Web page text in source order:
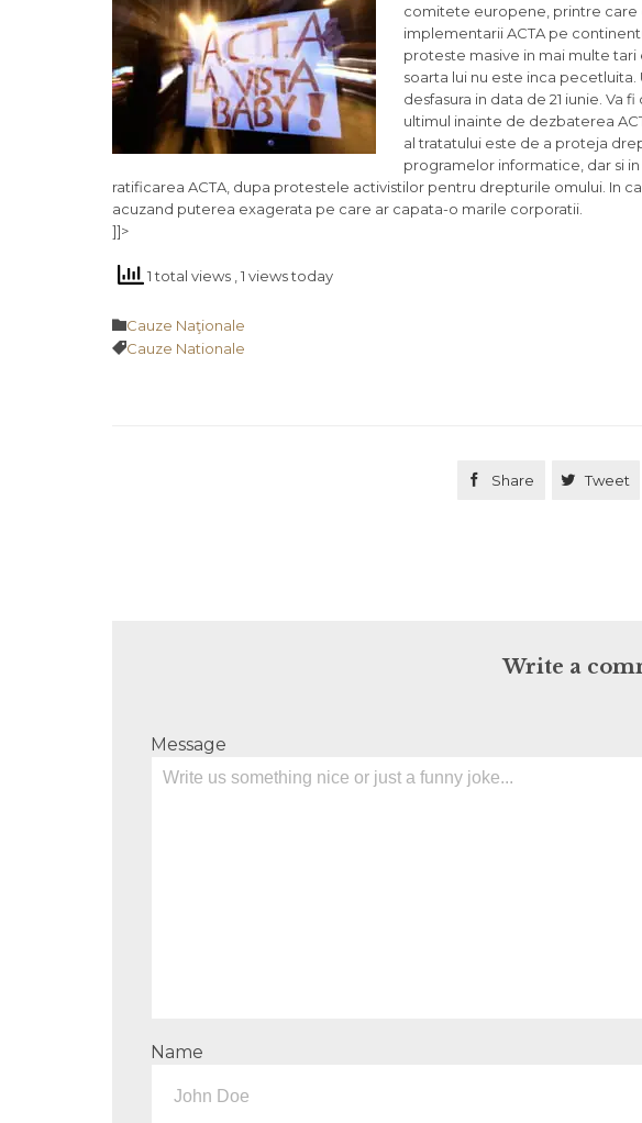
comitete europene, printre care
implementarii ACTA pe
proteste masive in mai multe tari
soarta lui nu este inca
desfasura in data de 21 iunie.
ultimul inainte de dezbaterea
al tratatului este de a proteja
programelor informatice, dar si
ratificarea ACTA, dupa protestele activistilor pentru drepturile omului. In
acuzand puterea exagerata pe care ar capata-o marile corporatii.
]]>
1 total views , 1 views today
Category
Cauze Naţionale
Tags
Cauze Nationale
 Share  Tweet
Write a
Message
Name